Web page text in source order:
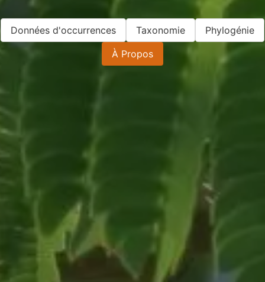
Données d'occurrences Taxonomie
Phylogénie
À Propos